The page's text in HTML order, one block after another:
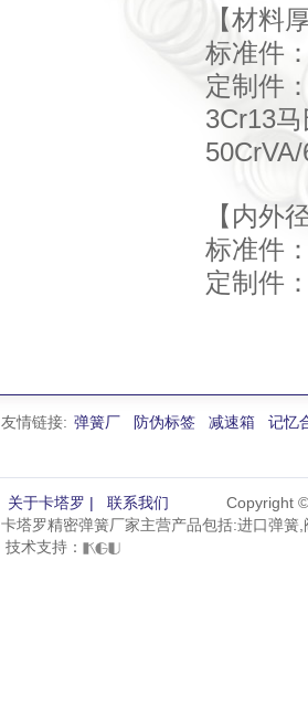
【材料
标准件
定制件
3Cr13
【内外
标准件
定制件
友情链接: 弹簧厂 防伪标签 减速箱 记忆
关于卡塔罗 | 联系我们
Copyright
卡塔罗精密弹簧厂家主营产品包括:进口弹
技术支持：